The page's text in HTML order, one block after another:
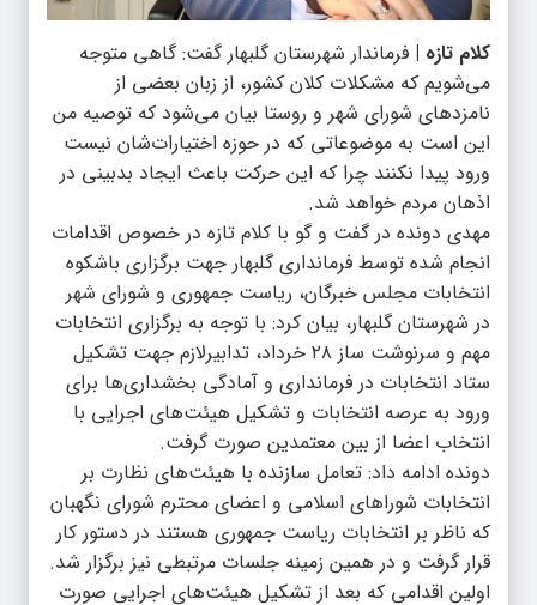
کلام تازه | فرماندار شهرستان گلبهار گفت: گاهی متوجه
می‌شویم که مشکلات کلان کشور، از زبان بعضی از
نامزدهای شورای شهر و روستا بیان می‌شود که توصیه من
این است به موضوعاتی که در حوزه اختیارات‌شان نیست
ورود پیدا نکنند چرا که این حرکت باعث ایجاد بدبینی در
اذهان مردم خواهد شد.
مهدی دونده در گفت و گو با کلام تازه در خصوص اقدامات
انجام شده توسط فرمانداری گلبهار جهت برگزاری باشکوه
انتخابات مجلس خبرگان، ریاست جمهوری و شورای شهر
در شهرستان گلبهار، بیان کرد: با توجه به برگزاری انتخابات
مهم و سرنوشت ساز ۲۸ خرداد، تدابیرلازم جهت تشکیل
ستاد انتخابات در فرمانداری و آمادگی بخشداری‌ها برای
ورود به عرصه انتخابات و تشکیل هیئت‌های اجرایی با
انتخاب اعضا از بین معتمدین صورت گرفت.
دونده ادامه داد: تعامل سازنده با هیئت‌های نظارت بر
انتخابات شوراهای اسلامی و اعضای محترم شورای نگهبان
که ناظر بر انتخابات ریاست جمهوری هستند در دستور کار
قرار گرفت و در همین زمینه جلسات مرتبطی نیز برگزار شد.
اولین اقدامی که بعد از تشکیل هیئت‌های اجرایی صورت